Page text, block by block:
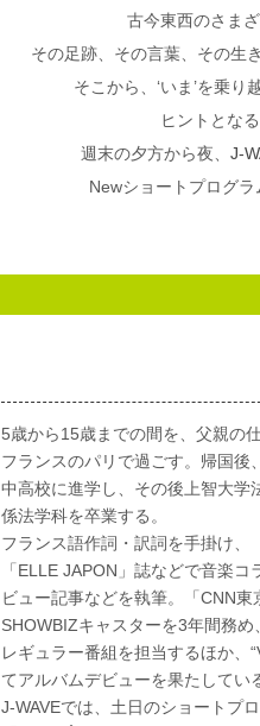
古今東西のさま
その足跡、その言葉、その生
そこから、‘いま’を乗
ヒントとな
週末の夕方から夜、 J-
Newショートプログ
5歳から15歳までの間を、父親の
フランスのパリで過ごす。帰国後
中高校に進学し、その後上智大学
係法学科を卒業する。
フランス語作詞・訳詞を手掛け、
「ELLE JAPON」誌などで音楽コ
ビュー記事などを執筆。「CNN東
SHOWBIZキャスターを3年間務め
レギュラー番組を担当するほか、
てアルバムデビューを果たしてい
J-WAVEでは、土日のショートプ